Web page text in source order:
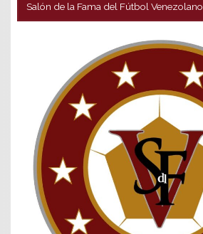
Salón de la Fama del Fútbol Venezolano